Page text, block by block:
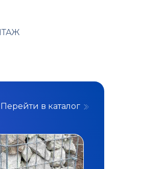
Перейти в каталог